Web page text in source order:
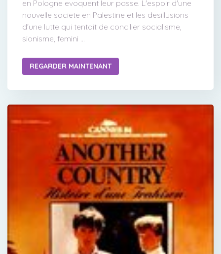
en Pologne evoquent leur passe. L'espoir d'une
nouvelle societe en Palestine et les desillusions
d'une lutte qui tentait de concilier socialisme,
sionisme, femini ...
REGARDER MAINTENANT